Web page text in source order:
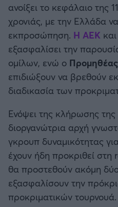
Παναιτωλικός
Καλαμάτα
Ηρακλής
Μπαρτσελόνα
Ρεάλ Μαδρίτης
Ατλέτικο Μαδρίτης
Μάντσεστερ
Μάντσεστερ Σίτι
Μπάσκετ: Λιθουανία
Μπάσκετ: Κίνα
Προολυμπιακό
EUROBASKET 2025
Προκριματικά
Παγκόσμιο Κύπελλο
ανοίξει το κεφάλαιο της
χρονιάς, με την Ελλάδα
εκπροσώπηση. Η ΑΕΚ
εξασφαλίσει την
ομίλων, ενώ ο Προμηθέας
επιδιώξουν να βρεθούν
διαδικασία των
Ενόψει της κλήρωσης της
διοργανώτρια αρχή
γκρουπ δυναμικότητας
έχουν ήδη προκριθεί
θα προστεθούν ακόμη δύο
εξασφαλίσουν την
προκριματικών τουρνουά.